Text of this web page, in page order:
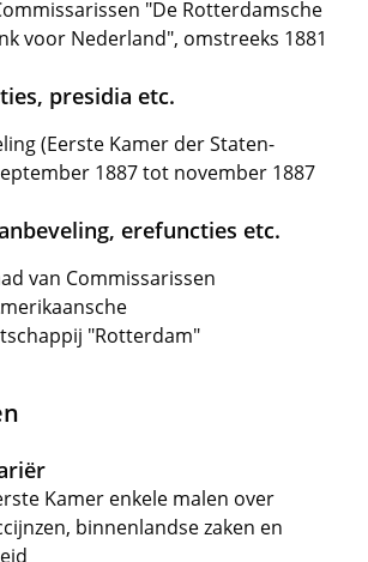
"De Rotterdamsche
voor Nederland", omstreeks 1881
presidia etc.
(Eerste Kamer der Staten-
1887 tot november 1887
erefuncties etc.
van Commissarissen
"Rotterdam"
Kamer enkele malen over
binnenlandse zaken en